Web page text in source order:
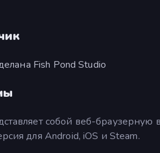
Fish Pond Studio
собой веб-
для Android, iOS и Steam.